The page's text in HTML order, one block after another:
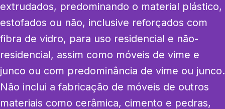
extrudados, predominando o material plástico,
estofados ou não, inclusive reforçados com
fibra de vidro, para uso residencial e não-
residencial, assim como móveis de vime e
junco ou com predominância de vime ou junco.
Não inclui a fabricação de móveis de outros
materiais como cerâmica, cimento e pedras,